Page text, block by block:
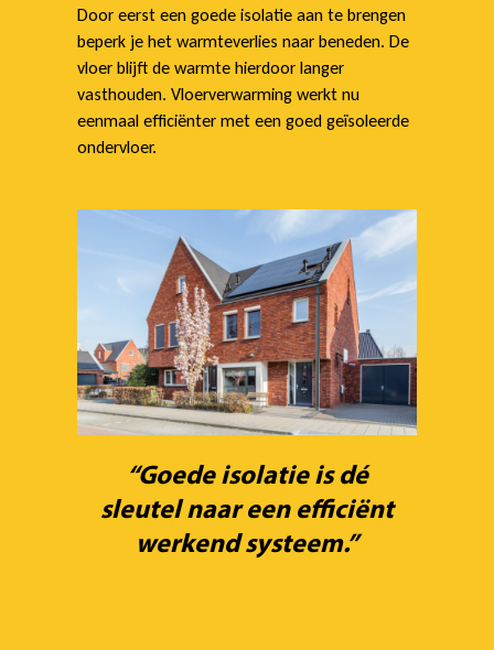
Door eerst een goede isolatie aan te brengen
beperk je het warmteverlies naar beneden. De
vloer blijft de warmte hierdoor langer
vasthouden. Vloerverwarming werkt nu
eenmaal efficiënter met een goed geïsoleerde
ondervloer.
“Goede isolatie is dé
sleutel naar een efficiënt
werkend systeem.”